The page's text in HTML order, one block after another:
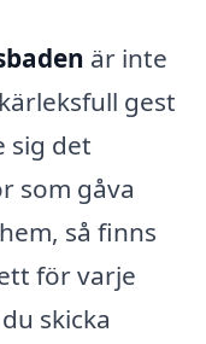
är inte
gest
sig det
som gåva
så finns
för varje
skicka